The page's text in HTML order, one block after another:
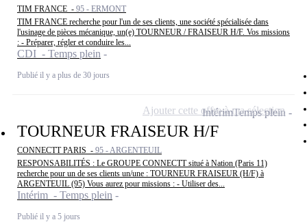
TIM FRANCE - 95 - ERMONT
TIM FRANCE recherche pour l'un de ses clients, une société spécialisée dans
l'usinage de pièces mécanique, un(e) TOURNEUR / FRAISEUR H/F. Vos missions
: - Préparer, régler et conduire les...
CDI - Temps plein
Publié il y a plus de 30 jours
TOURNEUR FRAISEUR H/F
CONNECTT PARIS - 95 - ARGENTEUIL
RESPONSABILITÉS : Le GROUPE CONNECTT situé à Nation (Paris 11)
recherche pour un de ses clients un/une : TOURNEUR FRAISEUR (H/F) à
ARGENTEUIL (95) Vous aurez pour missions : - Utiliser des...
Intérim - Temps plein
Publié il y a 5 jours
IntérimTemps plein
Ajouter cette offre à ma sélection